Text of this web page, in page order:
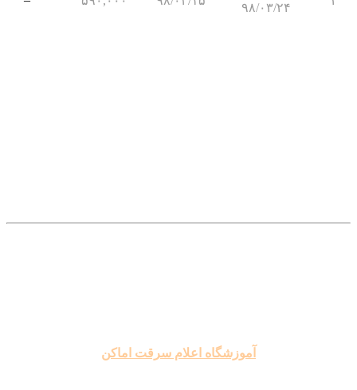
۹۸/۰۳/۲۴
آموزشگاه اعلام سرقت اماکن